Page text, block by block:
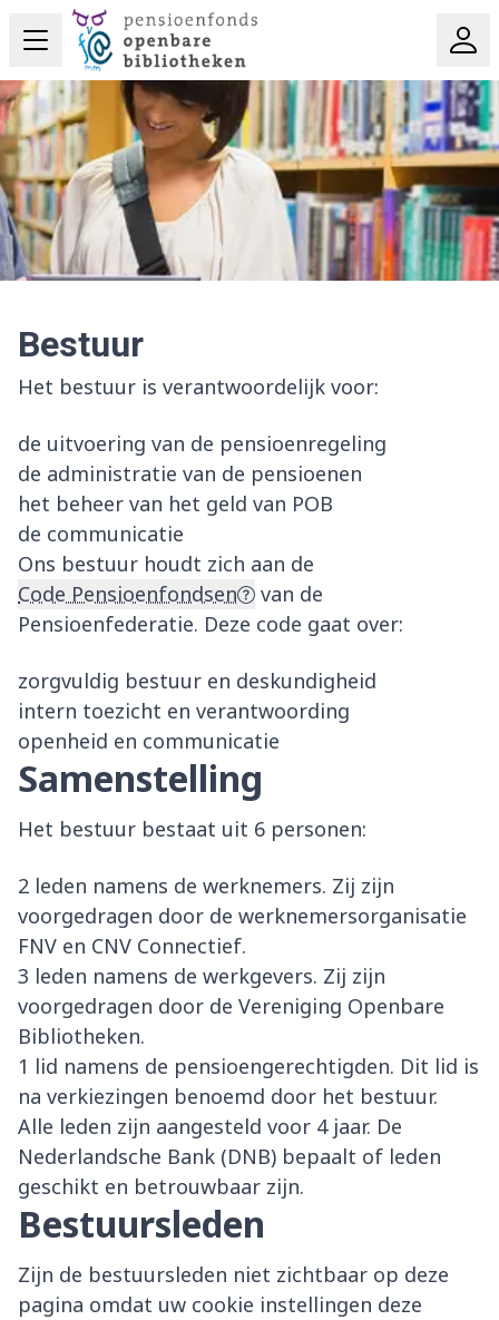
Bestuur
Het bestuur is verantwoordelijk voor:
de uitvoering van de pensioenregeling
de administratie van de pensioenen
het beheer van het geld van POB
de communicatie
Ons bestuur houdt zich aan de
Code Pensioenfondsen
van de
Pensioenfederatie. Deze code gaat over:
zorgvuldig bestuur en deskundigheid
intern toezicht en verantwoording
openheid en communicatie
Samenstelling
Het bestuur bestaat uit 6 personen:
2 leden namens de werknemers. Zij zijn
voorgedragen door de werknemersorganisatie
FNV en CNV Connectief.
3 leden namens de werkgevers. Zij zijn
voorgedragen door de Vereniging Openbare
Bibliotheken.
1 lid namens de pensioengerechtigden. Dit lid is
na verkiezingen benoemd door het bestuur.
Alle leden zijn aangesteld voor 4 jaar. De
Nederlandsche Bank (DNB) bepaalt of leden
geschikt en betrouwbaar zijn.
Bestuursleden
Zijn de bestuursleden niet zichtbaar op deze
pagina omdat uw cookie instellingen deze